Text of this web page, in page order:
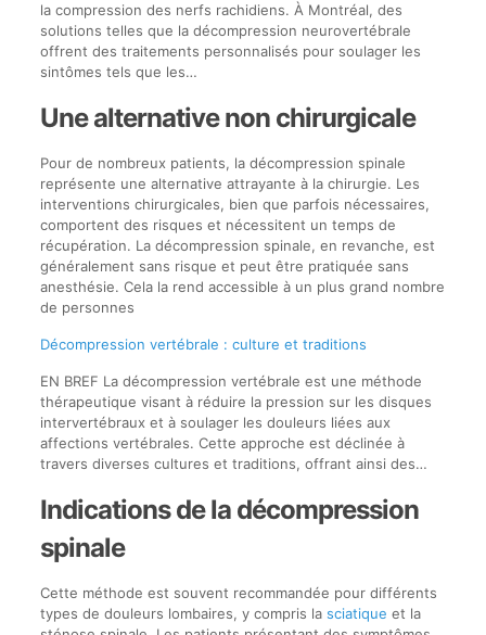
la compression des nerfs rachidiens. À Montréal, des
solutions telles que la décompression neurovertébrale
offrent des traitements personnalisés pour soulager les
sintômes tels que les…
Une alternative non chirurgicale
Pour de nombreux patients, la décompression spinale
représente une alternative attrayante à la chirurgie. Les
interventions chirurgicales, bien que parfois nécessaires,
comportent des risques et nécessitent un temps de
récupération. La décompression spinale, en revanche, est
généralement sans risque et peut être pratiquée sans
anesthésie. Cela la rend accessible à un plus grand nombre
de personnes
Décompression vertébrale : culture et traditions
EN BREF La décompression vertébrale est une méthode
thérapeutique visant à réduire la pression sur les disques
intervertébraux et à soulager les douleurs liées aux
affections vertébrales. Cette approche est déclinée à
travers diverses cultures et traditions, offrant ainsi des…
Indications de la décompression
spinale
Cette méthode est souvent recommandée pour différents
types de douleurs lombaires, y compris la sciatique et la